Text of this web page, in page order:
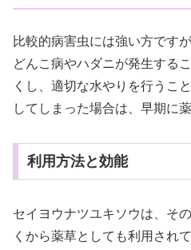
比較的病害虫には強い方です
どんこ病やハダニが発生する
くし、適切な水やりを行うこ
してしまった場合は、早期に
利用方法と効能
セイヨウナツユキソウは、そ
くから薬草としても利用され